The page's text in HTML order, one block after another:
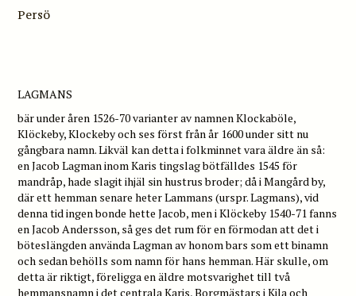
Persö
LAGMANS
bär under åren 1526-70 varianter av namnen Klockaböle,
Klöckeby, Klockeby och ses först från år 1600 under sitt nu
gångbara namn. Likväl kan detta i folkminnet vara äldre än så:
en Jacob Lagman inom Karis tingslag bötfälldes 1545 för
mandråp, hade slagit ihjäl sin hustrus broder; då i Mangård by,
där ett hemman senare heter Lammans (urspr. Lagmans), vid
denna tid ingen bonde hette Jacob, men i Klöckeby 1540-71 fanns
en Jacob Andersson, så ges det rum för en förmodan att det i
böteslängden använda Lagman av honom bars som ett binamn
och sedan behölls som namn för hans hemman. Här skulle, om
detta är riktigt, föreligga en äldre motsvarighet till två
hemmansnamn i det centrala Karis, Borgmästars i Kila och